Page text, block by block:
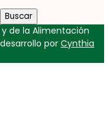
de la Alimentación
por Cynthia